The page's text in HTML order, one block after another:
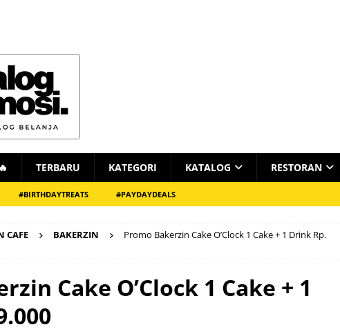
TERBARU KATEGORI KATALOG RESTORAN
#BIRTHDAYTREATS #PAYDAYDEALS
CAFE BAKERZIN
Promo Bakerzin Cake O’Clock 1 Cake + 1 Drink Rp.
Cake O’Clock 1 Cake + 1